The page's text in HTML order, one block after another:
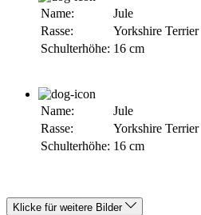
Name:
Jule
Rasse:
Yorkshire Terrier
Schulterhöhe: 16 cm
Name:
Jule
Rasse:
Yorkshire Terrier
Schulterhöhe: 16 cm
Klicke für weitere Bilder